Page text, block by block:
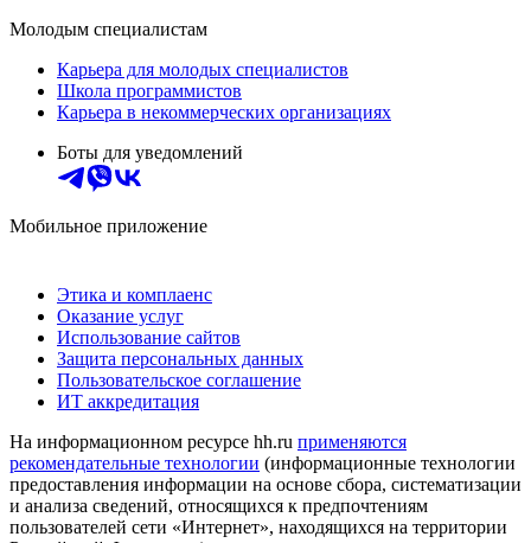
Молодым специалистам
Карьера для молодых специалистов
Школа программистов
Карьера в некоммерческих организациях
Боты для уведомлений
Мобильное приложение
Этика и комплаенс
Оказание услуг
Использование сайтов
Защита персональных данных
Пользовательское соглашение
ИТ аккредитация
На информационном ресурсе hh.ru применяются
рекомендательные технологии (информационные технологии
предоставления информации на основе сбора, систематизации
и анализа сведений, относящихся к предпочтениям
пользователей сети «Интернет», находящихся на территории